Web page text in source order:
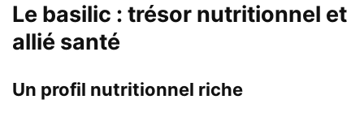
Le basilic : trésor nutritionnel et
allié santé
Un profil nutritionnel riche